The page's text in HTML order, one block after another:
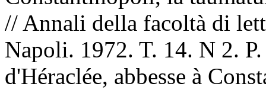
// Annali della facoltà di
Napoli. 1972. T. 14. N 2.
d'Héraclée, abbesse à